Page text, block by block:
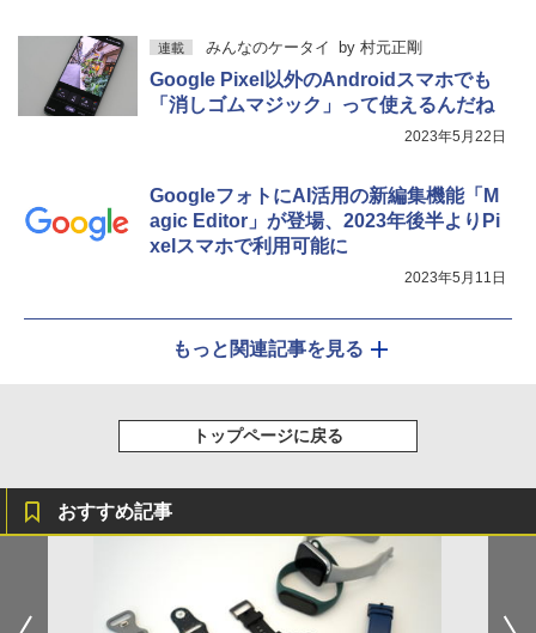
連載 みんなのケータイ by 村元正剛
Google Pixel以外のAndroidスマホでも
「消しゴムマジック」って使えるんだね
2023年5月22日
GoogleフォトにAI活用の新編集機能「M
agic Editor」が登場、2023年後半よりPi
xelスマホで利用可能に
2023年5月11日
もっと関連記事を見る
トップページに戻る
おすすめ記事